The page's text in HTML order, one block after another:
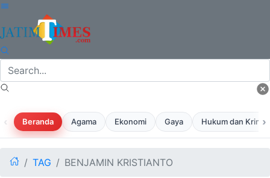
‹ Beranda Agama Ekonomi Gaya Hukum dan ›
TAG BENJAMIN KRISTIANTO